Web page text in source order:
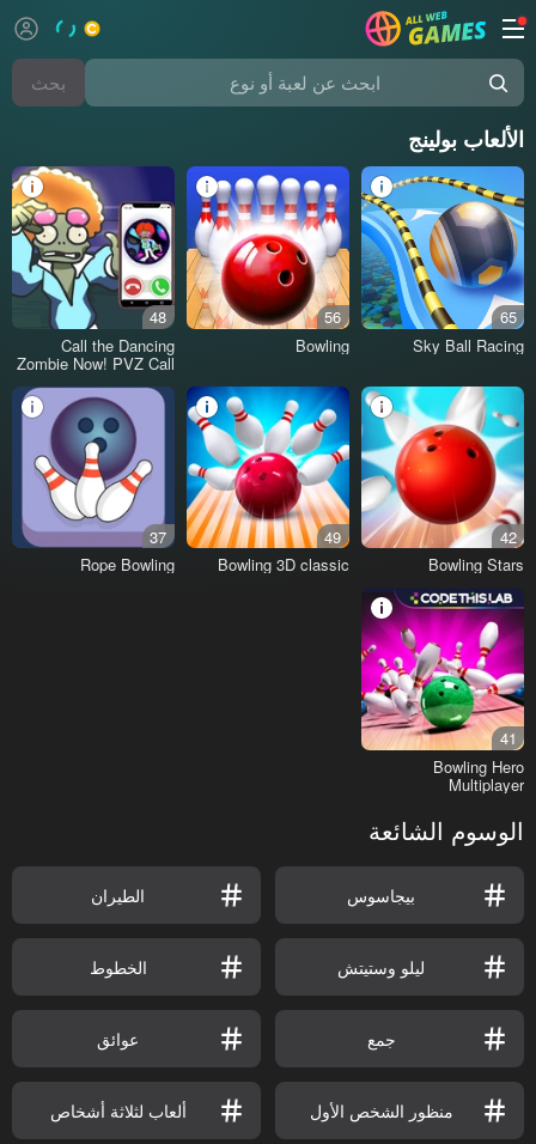
بحث
الألعاب بولينج
65
Sky Ball Racing
56
Bowling
48
Call the Dancing
Zombie Now! PVZ Call
42
Bowling Stars
49
Bowling 3D classic
37
Rope Bowling
41
Bowling Hero
Multiplayer
الوسوم الشائعة
بيجاسوس الطيران
ليلو وستيتش الخطوط
جمع عوائق
منظور الشخص الأول ألعاب لثلاثة أشخاص